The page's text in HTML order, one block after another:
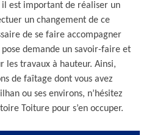
il est important de réaliser un
un changement de ce
de se faire accompagner
demande un savoir-faire et
les travaux à hauteur. Ainsi,
de faîtage dont vous avez
ou ses environs, n’hésitez
Toiture pour s’en occuper.